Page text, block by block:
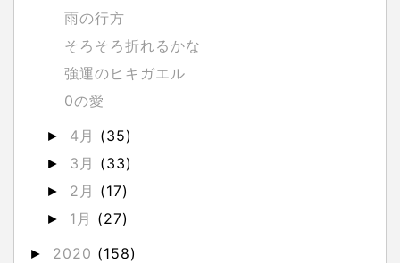
雨の行方
そろそろ折れるかな
強運のヒキガエル
0の愛
► 4月 (35)
► 3月 (33)
► 2月 (17)
► 1月 (27)
► 2020 (158)